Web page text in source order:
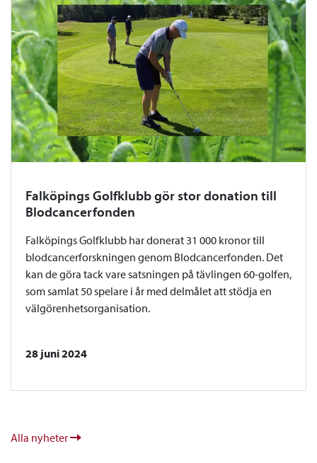
Falköpings Golfklubb gör stor donation till
Blodcancerfonden
Falköpings Golfklubb har donerat 31 000 kronor till
blodcancerforskningen genom Blodcancerfonden. Det
kan de göra tack vare satsningen på tävlingen 60-golfen,
som samlat 50 spelare i år med delmålet att stödja en
välgörenhetsorganisation.
28 juni 2024
Alla nyheter